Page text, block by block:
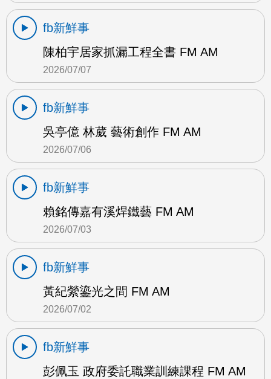
fb新鮮事
陳柏宇居家抓漏工程全書 FM AM
2026/07/07
fb新鮮事
吳亭億 林葳 藝術創作 FM AM
2026/07/06
fb新鮮事
賴銘傳嘉有溪焊鐵藝 FM AM
2026/07/03
fb新鮮事
黃紀縈鎏光之間 FM AM
2026/07/02
fb新鮮事
彭佩玉 政府委託職業訓練課程 FM AM